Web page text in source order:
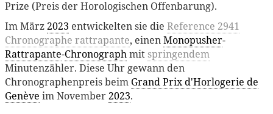
Prize (Preis der Horologischen Offenbarung).
Im März2023 entwickelten sie die Reference 2941
Chronographe rattrapante, einenMonopusher-
Rattrapante-Chronographmit springendem
Minutenzähler. Diese Uhr gewann den
Chronographenpreis beim Grand Prix d'Horlogerie de
Genève im November2023.